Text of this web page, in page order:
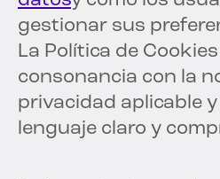
gestionar sus
La Política de
consonancia con la
privacidad aplicable
lenguaje claro y